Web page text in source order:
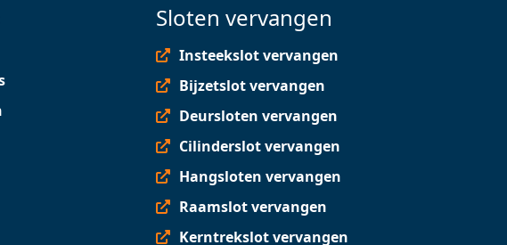
Sloten vervangen
Insteekslot vervangen
Bijzetslot vervangen
Deursloten vervangen
Cilinderslot vervangen
Hangsloten vervangen
Raamslot vervangen
Kerntrekslot vervangen